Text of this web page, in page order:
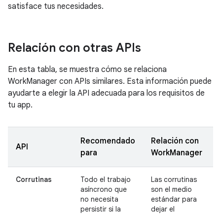
satisface tus necesidades.
Relación con otras APIs
En esta tabla, se muestra cómo se relaciona
WorkManager con APIs similares. Esta información puede
ayudarte a elegir la API adecuada para los requisitos de
tu app.
API
Recomendado
para
Relación con
WorkManager
Corrutinas
Todo el trabajo
asíncrono que
no necesita
persistir si la
Las corrutinas
son el medio
estándar para
dejar el